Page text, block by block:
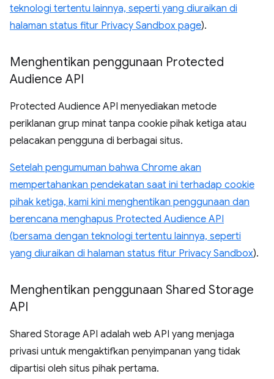
teknologi tertentu lainnya, seperti yang diuraikan di
halaman status fitur Privacy Sandbox page).
Menghentikan penggunaan Protected
Audience API
Protected Audience API menyediakan metode
periklanan grup minat tanpa cookie pihak ketiga atau
pelacakan pengguna di berbagai situs.
Setelah pengumuman bahwa Chrome akan
mempertahankan pendekatan saat ini terhadap cookie
pihak ketiga, kami kini menghentikan penggunaan dan
berencana menghapus Protected Audience API
(bersama dengan teknologi tertentu lainnya, seperti
yang diuraikan di halaman status fitur Privacy Sandbox).
Menghentikan penggunaan Shared Storage
API
Shared Storage API adalah web API yang menjaga
privasi untuk mengaktifkan penyimpanan yang tidak
dipartisi oleh situs pihak pertama.